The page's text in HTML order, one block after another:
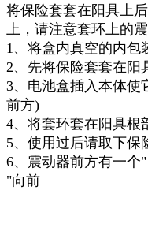
将保险套套在阳具上
上，请注意套环上的
1、将盒内真空的内包
2、先将保险套套在阳
3、电池盒插入本体使
前方)
4、将套环套在阳具根
5、使用过后请取下保
6、震动器前方有一个
"向前